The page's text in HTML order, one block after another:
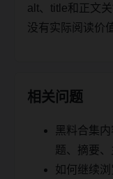
alt、title和正文
没有实际阅读价
相关问题
黑料合集
题、摘要、
如何继续浏